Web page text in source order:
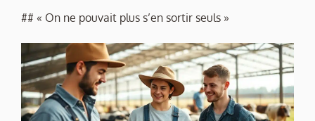
## « On ne pouvait plus s’en sortir seuls »